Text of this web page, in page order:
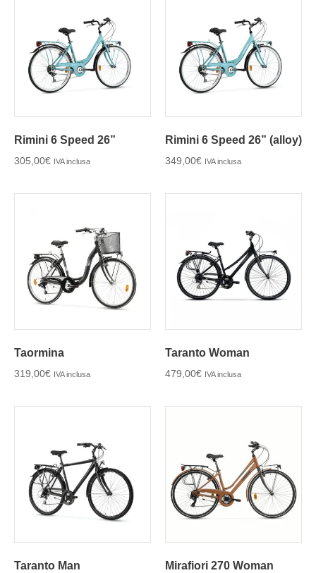
Rimini 6 Speed 26”
305,00€ IVA inclusa
Rimini 6 Speed 26” (alloy)
349,00€ IVA inclusa
Taormina
319,00€ IVA inclusa
Taranto Woman
479,00€ IVA inclusa
Taranto Man Mirafiori 270 Woman